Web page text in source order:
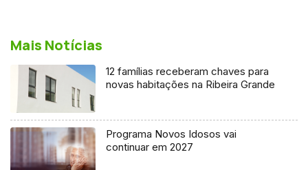
Mais Notícias
12 famílias receberam chaves para
novas habitações na Ribeira Grande
Programa Novos Idosos vai
continuar em 2027